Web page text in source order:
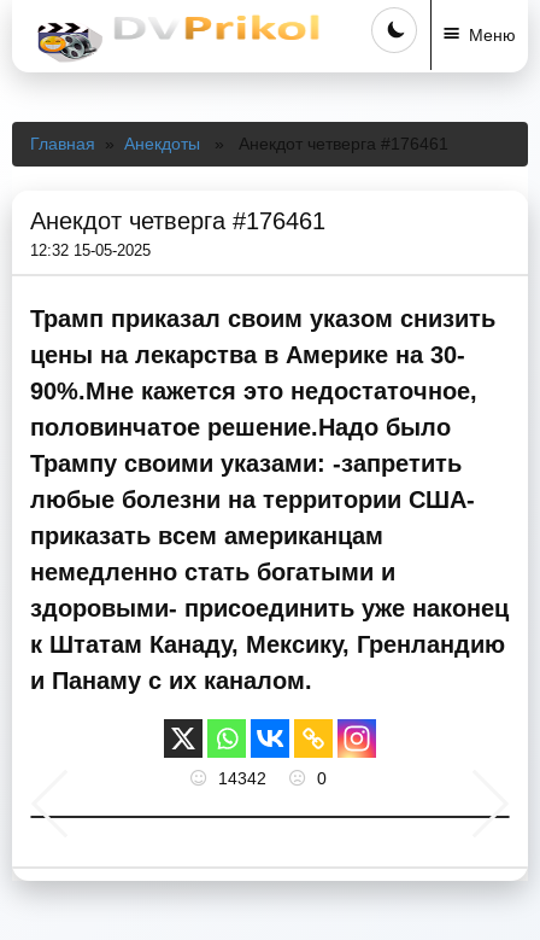
Меню
Главная » Анекдоты » Анекдот четверга #176461
Анекдот четверга #176461
12:32 15-05-2025
Трамп приказал своим указом снизить
цены на лекарства в Америке на 30-
90%.Мне кажется это недостаточное,
половинчатое решение.Надо было
Трампу своими указами: -запретить
любые болезни на территории США-
приказать всем американцам
немедленно стать богатыми и
здоровыми- присоединить уже наконец
к Штатам Канаду, Мексику, Гренландию
и Панаму с их каналом.
14342 0